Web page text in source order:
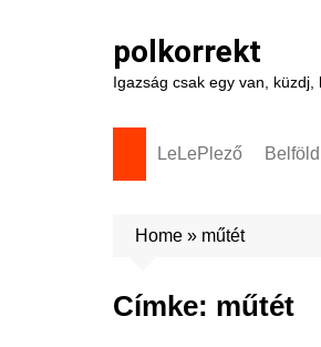
polkorrekt
Igazság csak egy van, küzdj,
LeLePlező Belföld
Home » műtét
Címke: műtét